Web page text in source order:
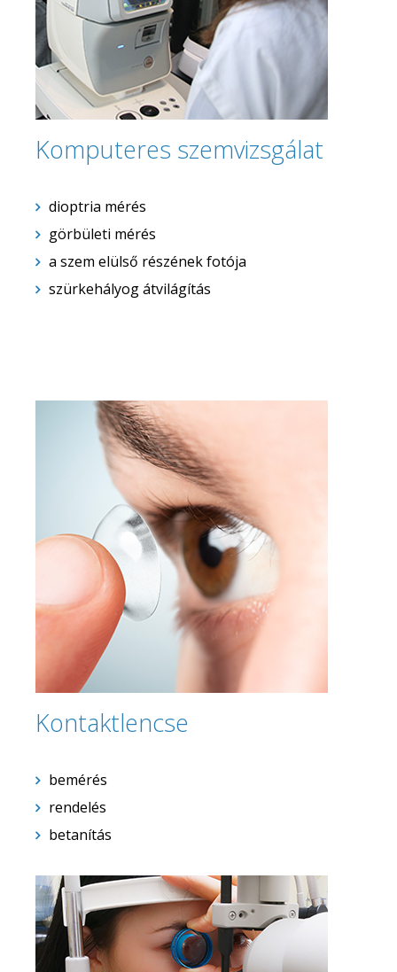
Komputeres szemvizsgálat
dioptria mérés
görbületi mérés
a szem elülső részének fotója
szürkehályog átvilágítás
Kontaktlencse
bemérés
rendelés
betanítás